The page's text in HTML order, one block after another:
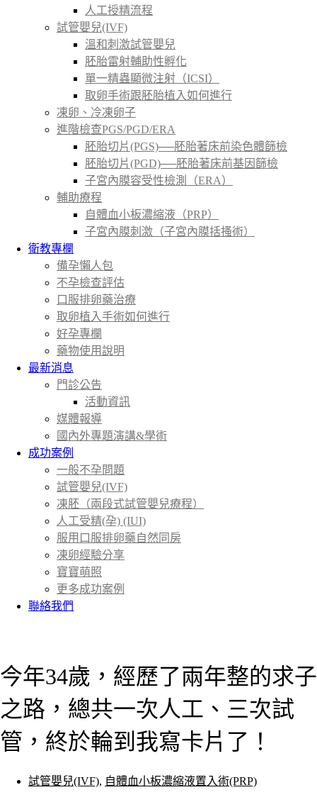
人工授精流程
試管嬰兒(IVF)
溫和刺激試管嬰兒
胚胎雷射輔助性孵化
單一精蟲顯微注射（ICSI）
取卵手術跟胚胎植入如何進行
凍卵、冷凍卵子
進階檢查PGS/PGD/ERA
胚胎切片(PGS)──胚胎著床前染色體篩檢
胚胎切片(PGD)──胚胎著床前基因篩檢
子宮內膜容受性檢測（ERA）
輔助療程
自體血小板濃縮液（PRP）
子宮內膜刺激（子宮內膜括搔術）
衛教專欄
備孕懶人包
不孕檢查評估
口服排卵藥治療
取卵植入手術如何進行
好孕專欄
藥物使用說明
最新消息
門診公告
活動資訊
媒體報導
國內外專題演講&學術
成功案例
一般不孕問題
試管嬰兒(IVF)
凍胚（兩段式試管嬰兒療程）
人工受精(孕) (IUI)
服用口服排卵藥自然同房
凍卵經驗分享
寶寶萌照
更多成功案例
聯絡我們
今年34歲，經歷了兩年整的求子
之路，總共一次人工、三次試
管，終於輪到我寫卡片了！
試管嬰兒(IVF), 自體血小板濃縮液置入術(PRP)